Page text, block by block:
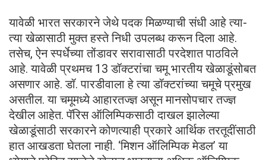
यावेळी भारत सरकारने जेथे पदक मिळण्याची संधी आहे त्या-
त्या खेळासाठी मुक्त हस्ते निधी उपलब्ध करून दिला आहे.
तसेच, ऐन स्पर्धेच्या तोंडावर सरावासाठी परदेशात पाठविले
आहे. यावेळी प्रथमच 13 डॉक्टरांचा चमू भारतीय खेळाडूंसोबत
असणार आहे. डॉ. पारडीवाला हे त्या डॉक्टरांच्या चमूचे प्रमुख
असतील. या चमूमध्ये आहारतज्ज्ञ असून मानसोपचार तज्ज्ञ
देखील आहेत. पॅरिस ऑलिम्पिकसाठी दाखल झालेल्या
खेळाडूंसाठी सरकारने कोणत्याही प्रकारे आर्थिक तरतूदींसाठी
हात आखडता घेतला नाही. ‌‘मिशन ऑलिम्पिक मेडल’ या